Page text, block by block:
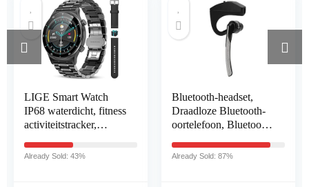
LIGE Smart Watch
IP68 waterdicht, fitness
activiteitstracker,
voor Android iOS
Already Sold: 43%
Bluetooth-headset,
Draadloze Bluetooth-
oortelefoon, Bluetooth
Draadloze Mono
Already Sold: 87%